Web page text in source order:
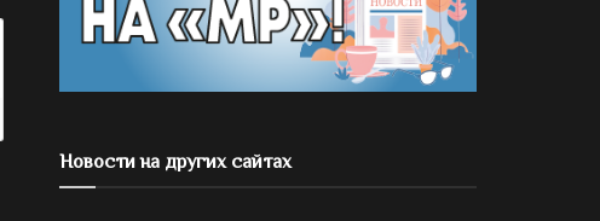
Новости на других сайтах